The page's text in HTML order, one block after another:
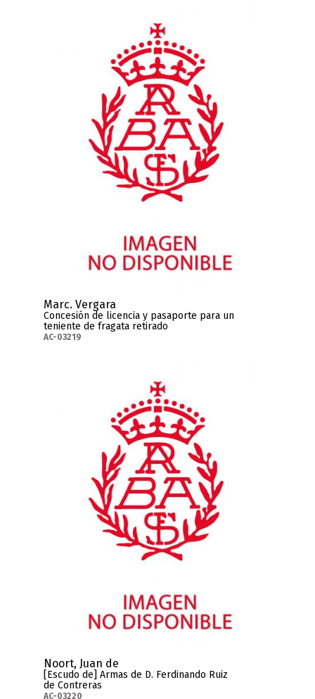
Marc. Vergara
Concesión de licencia y pasaporte para un
teniente de fragata retirado
AC-03219
Noort, Juan de
[Escudo de] Armas de D. Ferdinando Ruiz
de Contreras
AC-03220